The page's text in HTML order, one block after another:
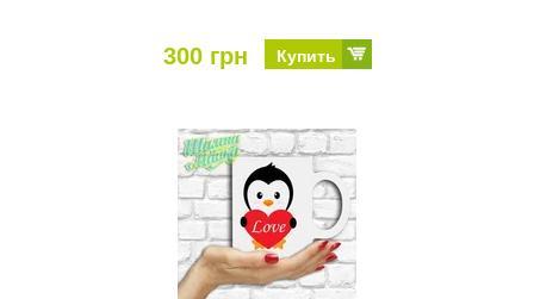
300 грн Купить